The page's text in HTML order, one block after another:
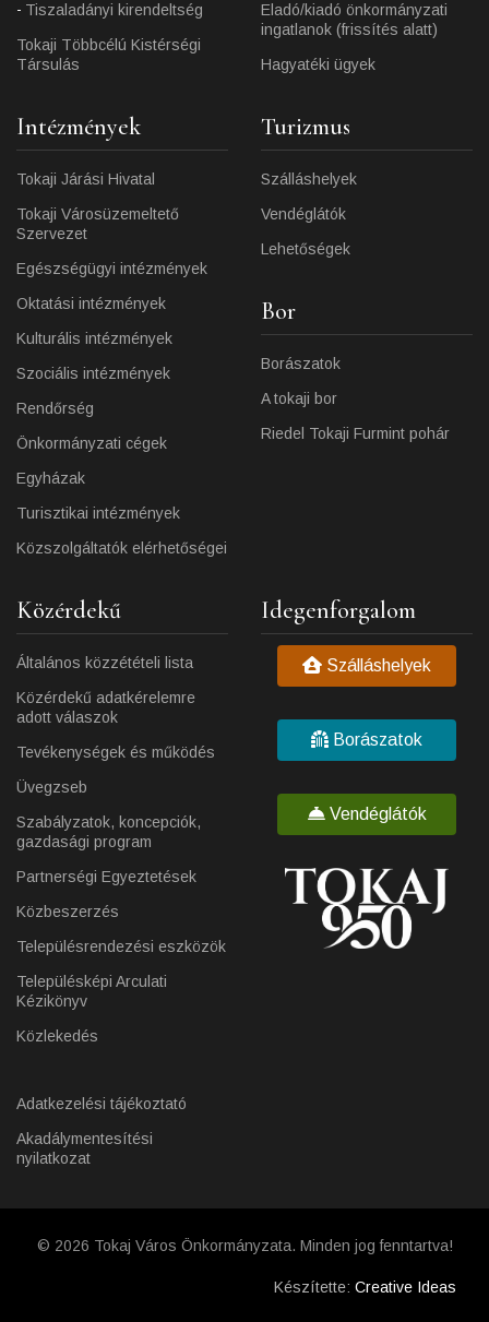
Tiszaladányi kirendeltség
Tokaji Többcélú Kistérségi
Társulás
Eladó/kiadó önkormányzati
ingatlanok (frissítés alatt)
Hagyatéki ügyek
Intézmények
Tokaji Járási Hivatal
Tokaji Városüzemeltető
Szervezet
Egészségügyi intézmények
Oktatási intézmények
Kulturális intézmények
Szociális intézmények
Rendőrség
Önkormányzati cégek
Egyházak
Turisztikai intézmények
Közszolgáltatók elérhetőségei
Turizmus
Szálláshelyek
Vendéglátók
Lehetőségek
Bor
Borászatok
A tokaji bor
Riedel Tokaji Furmint pohár
Közérdekű
Általános közzétételi lista
Közérdekű adatkérelemre
adott válaszok
Tevékenységek és működés
Üvegzseb
Szabályzatok, koncepciók,
gazdasági program
Partnerségi Egyeztetések
Közbeszerzés
Településrendezési eszközök
Településképi Arculati
Kézikönyv
Közlekedés
Adatkezelési tájékoztató
Akadálymentesítési
nyilatkozat
Idegenforgalom
Szálláshelyek
Borászatok
Vendéglátók
© 2026 Tokaj Város Önkormányzata. Minden jog fenntartva!
Készítette: Creative Ideas